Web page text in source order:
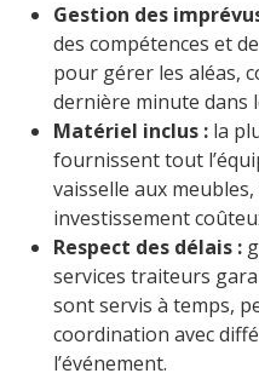
Gestion des
des compétences et
pour gérer les aléas,
dernière minute dans
Matériel inclus : la
fournissent tout
vaisselle aux
investissement
Respect des délais :
services traiteurs
sont servis à temps,
coordination avec
l’événement.